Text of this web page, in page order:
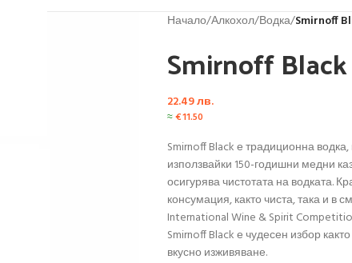
Начало/Алкохол/Водка/Smirnoff
Smirnoff
22.49лв.
≈€11.50
Smirnoff Black е традиционна
използвайки 150-годишни медни
осигурява чистотата на водката.
консумация, както чиста, така и в
International Wine & Spirit
Smirnoff Black е чудесен избор
вкусно изживяване.